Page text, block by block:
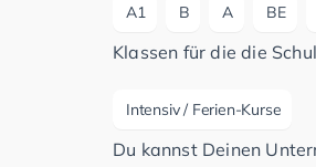
A1 B A BE
Klassen für die die
Intensiv / Ferien-Kurse
Du kannst Deinen